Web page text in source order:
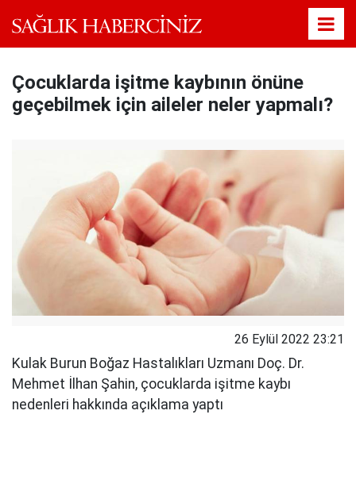
Çocuklarda işitme kaybının önüne
geçebilmek için aileler neler yapmalı?
26 Eylül 2022 23:21
Kulak Burun Boğaz Hastalıkları Uzmanı Doç. Dr.
Mehmet İlhan Şahin, çocuklarda işitme kaybı
nedenleri hakkında açıklama yaptı